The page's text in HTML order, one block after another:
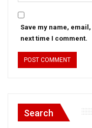
Save my name,
next time I comment.
Search